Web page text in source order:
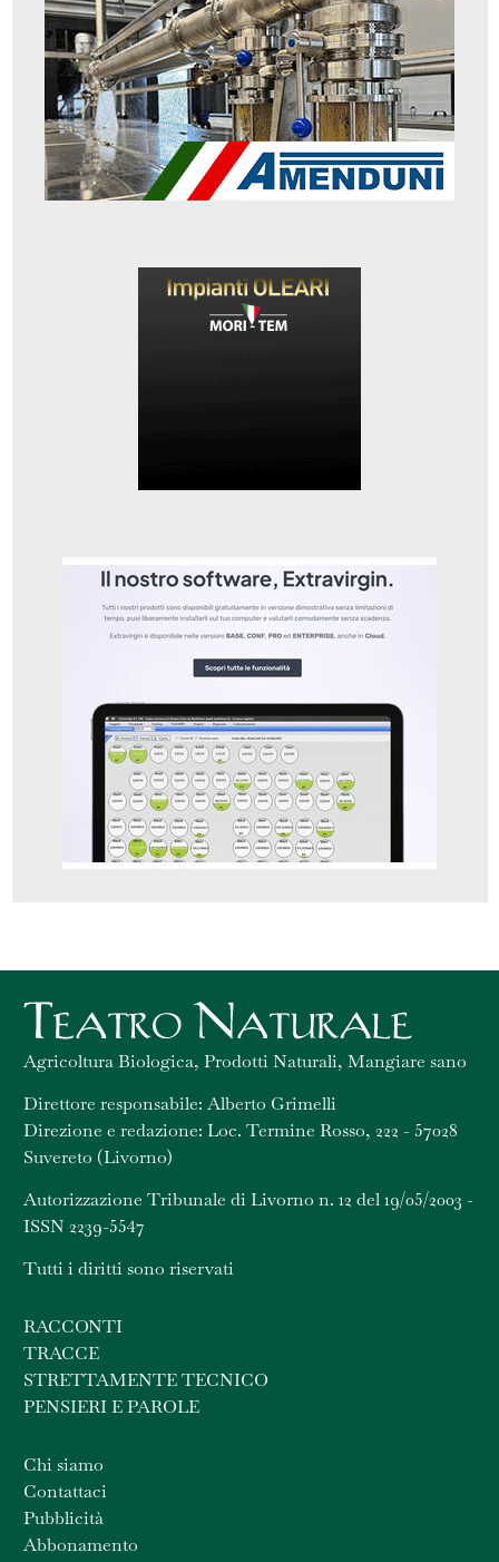
Agricoltura Biologica, Prodotti Naturali, Mangiare sano
Direttore responsabile: Alberto Grimelli
Direzione e redazione: Loc. Termine Rosso, 222 - 57028
Suvereto (Livorno)
Autorizzazione Tribunale di Livorno n. 12 del 19/05/2003 -
ISSN 2239-5547
Tutti i diritti sono riservati
RACCONTI
TRACCE
STRETTAMENTE TECNICO
PENSIERI E PAROLE
Chi siamo
Contattaci
Pubblicità
Abbonamento